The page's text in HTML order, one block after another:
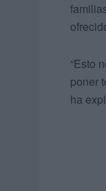
“Esto
poner
ha